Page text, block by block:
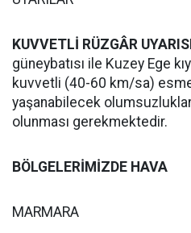
KUVVETLİ RÜZGÂR
güneybatısı ile Kuzey Ege
kuvvetli (40-60 km/sa)
yaşanabilecek
olunması gerekmektedir.
BÖLGELERİMİZDE HAVA
MARMARA